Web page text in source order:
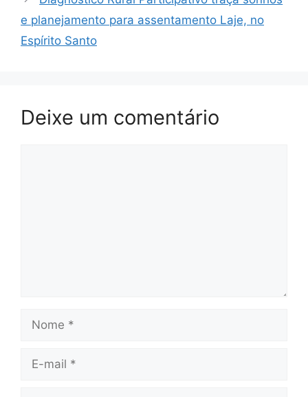
e planejamento para assentamento Laje, no
Espírito Santo
Deixe um comentário